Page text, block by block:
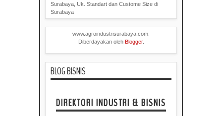
Surabaya, Uk. Standart dan Custome Size di
Surabaya
www.agroindustrisurabaya.com.
Diberdayakan oleh Blogger.
BLOG BISNIS
DIREKTORI INDUSTRI & BISNIS